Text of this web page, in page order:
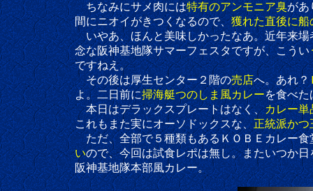
ちなみにサメ肉には特有のアンモニア臭があ
間にニオイがきつくなるので、獲れた直後に
いやあ、ほんと美味しかったなあ。近年来場者
念な阪神基地隊サマーフェスタですが、こうい
ですねえ。
その後は厚生センター２階の売店へ。あれ？
よ。二日前に掃海艇つのしま風カレーを食べた
本日はデラックスプレートはなく、カレー単
これもまた実にオーソドックスな、正統派かつ
ただ、全部で５種類もあるＫＯＢＥカレー食堂
いので、今回は試食レポは無し。またいつか
阪神基地隊本部風カレー。